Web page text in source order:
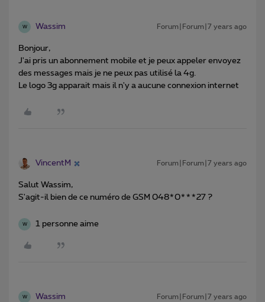
W Wassim Forum|Forum|7 years ago
Bonjour,
J'ai pris un abonnement mobile et je peux appeler envoyez
des messages mais je ne peux pas utilisé la 4g.
Le logo 3g apparait mais il n'y a aucune connexion internet
VincentM Forum|Forum|7 years ago
Salut Wassim,
S'agit-il bien de ce numéro de GSM 048*0***27 ?
W 1 personne aime
W Wassim Forum|Forum|7 years ago